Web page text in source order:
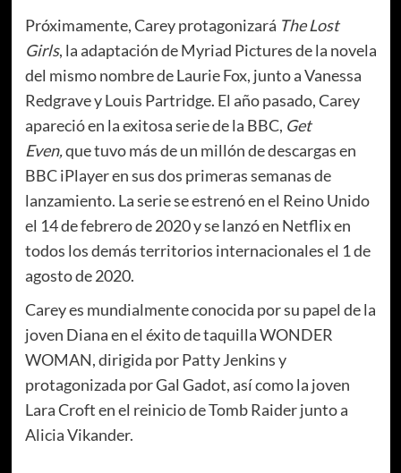
Próximamente, Carey protagonizará The Lost
Girls, la adaptación de Myriad Pictures de la novela
del mismo nombre de Laurie Fox, junto a Vanessa
Redgrave y Louis Partridge. El año pasado, Carey
apareció en la exitosa serie de la BBC, Get
Even,que tuvo más de un millón de descargas en
BBC iPlayer en sus dos primeras semanas de
lanzamiento. La serie se estrenó en el Reino Unido
el 14 de febrero de 2020 y se lanzó en Netflix en
todos los demás territorios internacionales el 1 de
agosto de 2020.
Carey es mundialmente conocida por su papel de la
joven Diana en el éxito de taquilla WONDER
WOMAN, dirigida por Patty Jenkins y
protagonizada por Gal Gadot, así como la joven
Lara Croft en el reinicio de Tomb Raider junto a
Alicia Vikander.